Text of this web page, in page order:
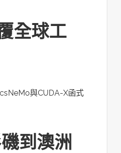
全球工
與CUDA-X函式
到澳洲